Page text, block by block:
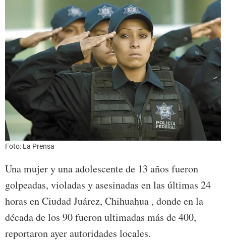
Foto: La Prensa
Una mujer y una adolescente de 13 años fueron
golpeadas, violadas y asesinadas en las últimas 24
horas en Ciudad Juárez, Chihuahua , donde en la
década de los 90 fueron ultimadas más de 400,
reportaron ayer autoridades locales.